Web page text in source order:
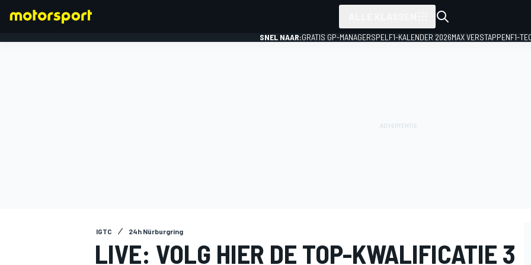
SNEL NAAR:GRATIS GP-MANAGERSPEL F1-KALENDER 2026MAX VERSTAPPENF1-
IGTC 24h Nürburgring
LIVE: VOLG HIER DE TOP-KWALIFICATIE 3